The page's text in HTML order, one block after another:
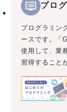
プロ
プログラミン
ースです。「
使用して、業
習得すること